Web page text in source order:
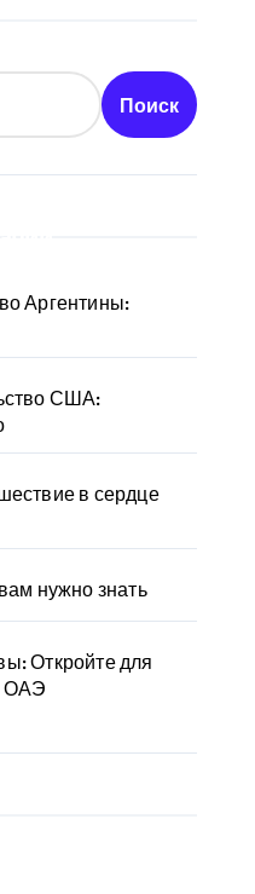
Поиск
Аргентины:
США:
в сердце
нужно знать
Откройте для
ОАЭ